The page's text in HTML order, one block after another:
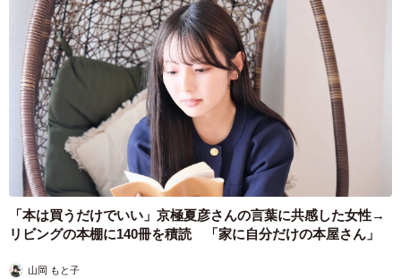
「本は買うだけでいい」京極夏彦さんの言葉に共感した女性→
リビングの本棚に140冊を積読 「家に自分だけの本屋さん」
山岡 もと子